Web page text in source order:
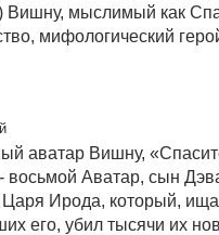
Вишну, мыслимый как
мифологический
аватар Вишну,
Аватар, сын
Ирода, который,
его, убил тысячи их